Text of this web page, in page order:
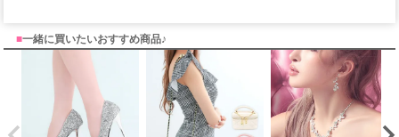
■一緒に買いたいおすすめ商品♪